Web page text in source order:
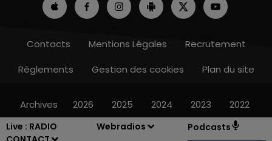
Live : RADIO
Webradios Podcasts
Contacts Mentions Légales
Recrutement
Règlements
Gestion des cookies Plan du site
Archives 2026 2025 2024 2023 2022